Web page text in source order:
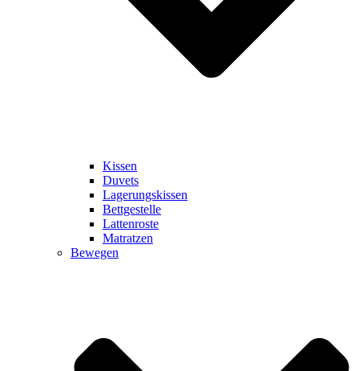
Kissen
Duvets
Lagerungskissen
Bettgestelle
Lattenroste
Matratzen
Bewegen